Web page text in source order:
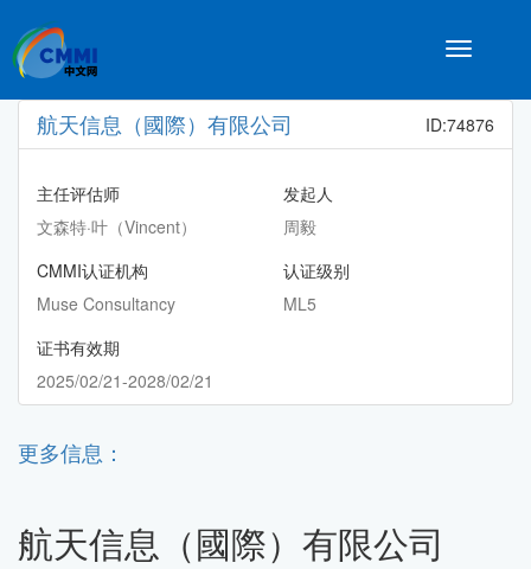
Toggle
航天信息（國際）有限公司 ID:74876
主任评估师
文森特·叶（Vincent）
发起人
周毅
CMMI认证机构
Muse Consultancy
认证级别
ML5
证书有效期
2025/02/21-2028/02/21
更多信息：
航天信息（國際）有限公司